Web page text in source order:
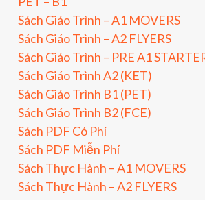
Sách Giáo Trình – A1 MOVERS
Sách Giáo Trình – A2 FLYERS
Sách Giáo Trình – PRE A1
Sách Giáo Trình A2 (KET)
Sách Giáo Trình B1 (PET)
Sách Giáo Trình B2 (FCE)
Sách PDF Có Phí
Sách PDF Miễn Phí
Sách Thực Hành – A1 MOVERS
Sách Thực Hành – A2 FLYERS